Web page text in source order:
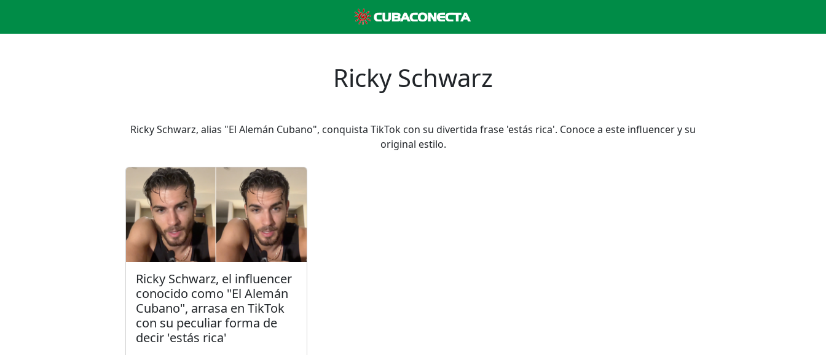
Ricky Schwarz
Ricky Schwarz, alias "El Alemán Cubano", conquista TikTok con su divertida frase 'estás rica'. Conoce a este influencer y su
original estilo.
Ricky Schwarz, el influencer
conocido como "El Alemán
Cubano", arrasa en TikTok
con su peculiar forma de
decir 'estás rica'